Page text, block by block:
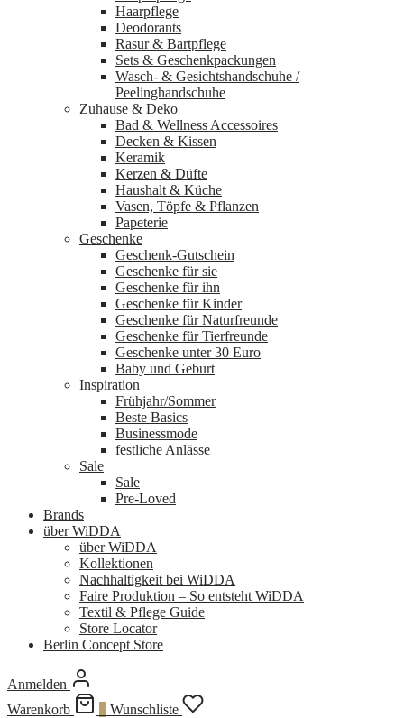
Haarpflege
Deodorants
Rasur & Bartpflege
Sets & Geschenkpackungen
Wasch‑ & Gesichtshandschuhe /
Peelinghandschuhe
Zuhause & Deko
Bad & Wellness Accessoires
Decken & Kissen
Keramik
Kerzen & Düfte
Haushalt & Küche
Vasen, Töpfe & Pflanzen
Papeterie
Geschenke
Geschenk-Gutschein
Geschenke für sie
Geschenke für ihn
Geschenke für Kinder
Geschenke für Naturfreunde
Geschenke für Tierfreunde
Geschenke unter 30 Euro
Baby und Geburt
Inspiration
Frühjahr/Sommer
Beste Basics
Businessmode
festliche Anlässe
Sale
Sale
Pre-Loved
Brands
über WiDDA
über WiDDA
Kollektionen
Nachhaltigkeit bei WiDDA
Faire Produktion – So entsteht WiDDA
Textil & Pflege Guide
Store Locator
Berlin Concept Store
Anmelden
Warenkorb
Wunschliste